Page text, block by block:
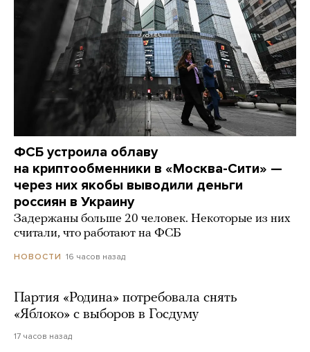
ФСБ устроила облаву
на криптообменники в «Москва-Сити» —
через них якобы выводили деньги
россиян в Украину
Задержаны больше 20 человек. Некоторые из них
считали, что работают на ФСБ
НОВОСТИ 16 часов назад
Партия «Родина» потребовала снять
«Яблоко» с выборов в Госдуму
17 часов назад